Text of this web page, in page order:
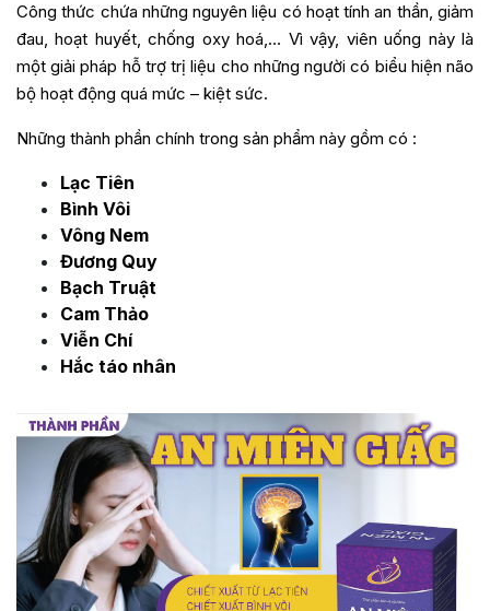
Công thức chứa những nguyên liệu có hoạt tính an thần, giảm
đau, hoạt huyết, chống oxy hoá,… Vì vậy, viên uống này là
một giải pháp hỗ trợ trị liệu cho những người có biểu hiện não
bộ hoạt động quá mức – kiệt sức.
Những thành phần chính trong sản phẩm này gồm có :
Lạc Tiên
Bình Vôi
Vông Nem
Đương Quy
Bạch Truật
Cam Thảo
Viễn Chí
Hắc táo nhân